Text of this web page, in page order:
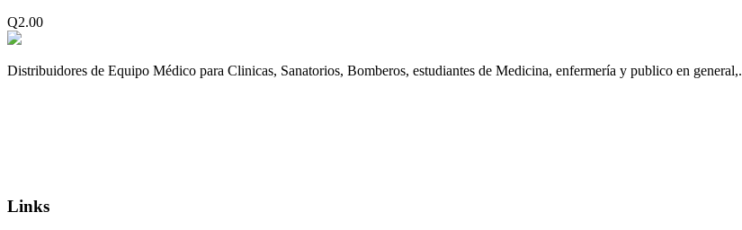
Q2.00
Distribuidores de Equipo Médico para Clinicas, Sanatorios, Bomberos, estudiantes de Medicina, enfermería y publico en general,.
Links